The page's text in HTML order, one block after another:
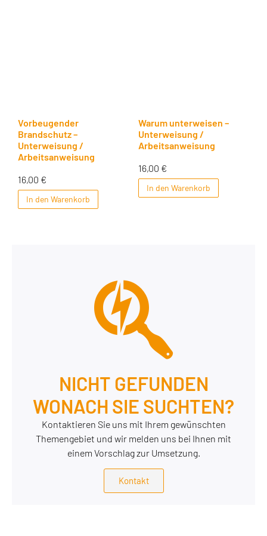
Vorbeugender
Brandschutz –
Unterweisung /
Arbeitsanweisung
16,00 €
In den Warenkorb
Warum unterweisen –
Unterweisung /
Arbeitsanweisung
16,00 €
In den Warenkorb
NICHT GEFUNDEN
WONACH SIE SUCHTEN?
Kontaktieren Sie uns mit Ihrem gewünschten
Themengebiet und wir melden uns bei Ihnen mit
einem Vorschlag zur Umsetzung.
Kontakt